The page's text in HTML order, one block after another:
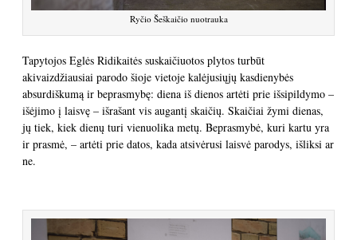
Ryčio Šeškaičio nuotrauka
Tapytojos Eglės Ridikaitės suskaičiuotos plytos turbūt
akivaizdžiausiai parodo šioje vietoje kalėjusiųjų kasdienybės
absurdiškumą ir beprasmybę: diena iš dienos artėti prie išsipildymo –
išėjimo į laisvę – išrašant vis augantį skaičių. Skaičiai žymi dienas,
jų tiek, kiek dienų turi vienuolika metų. Beprasmybė, kuri kartu yra
ir prasmė, – artėti prie datos, kada atsivėrusi laisvė parodys, išliksi ar
ne.